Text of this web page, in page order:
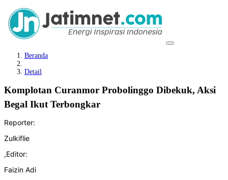
Beranda
Detail
Komplotan Curanmor Probolinggo Dibekuk, Aksi
Begal Ikut Terbongkar
Reporter:
Zulkiflie
,Editor:
Faizin Adi